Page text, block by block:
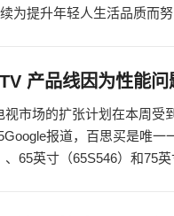
为提升年轻人生活品质而努
产品线因为性能问
视市场的扩张计划在本周
报道，百思买是唯
、65英寸（65S546）和75